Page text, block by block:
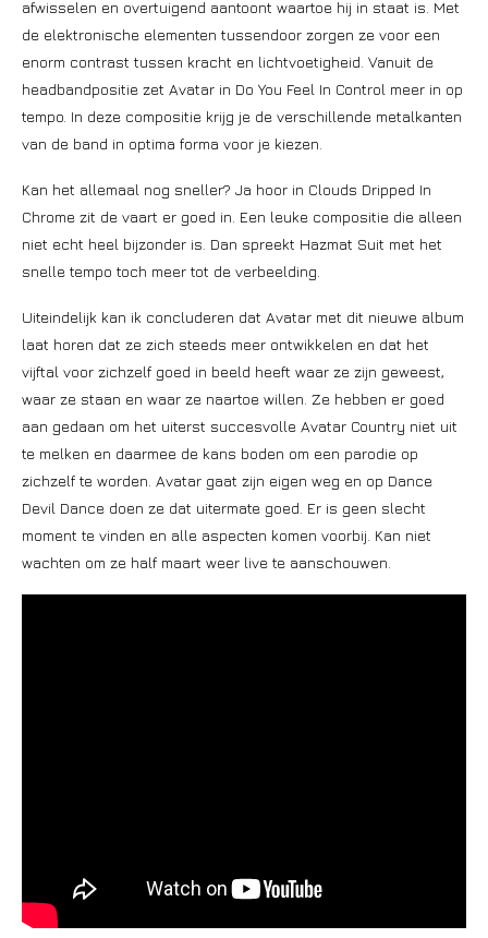
afwisselen en overtuigend aantoont waartoe hij in staat is. Met
de elektronische elementen tussendoor zorgen ze voor een
enorm contrast tussen kracht en lichtvoetigheid. Vanuit de
headbandpositie zet Avatar in Do You Feel In Control meer in op
tempo. In deze compositie krijg je de verschillende metalkanten
van de band in optima forma voor je kiezen.
Kan het allemaal nog sneller? Ja hoor in Clouds Dripped In
Chrome zit de vaart er goed in. Een leuke compositie die alleen
niet echt heel bijzonder is. Dan spreekt Hazmat Suit met het
snelle tempo toch meer tot de verbeelding.
Uiteindelijk kan ik concluderen dat Avatar met dit nieuwe album
laat horen dat ze zich steeds meer ontwikkelen en dat het
vijftal voor zichzelf goed in beeld heeft waar ze zijn geweest,
waar ze staan en waar ze naartoe willen. Ze hebben er goed
aan gedaan om het uiterst succesvolle Avatar Country niet uit
te melken en daarmee de kans boden om een parodie op
zichzelf te worden. Avatar gaat zijn eigen weg en op Dance
Devil Dance doen ze dat uitermate goed. Er is geen slecht
moment te vinden en alle aspecten komen voorbij. Kan niet
wachten om ze half maart weer live te aanschouwen.